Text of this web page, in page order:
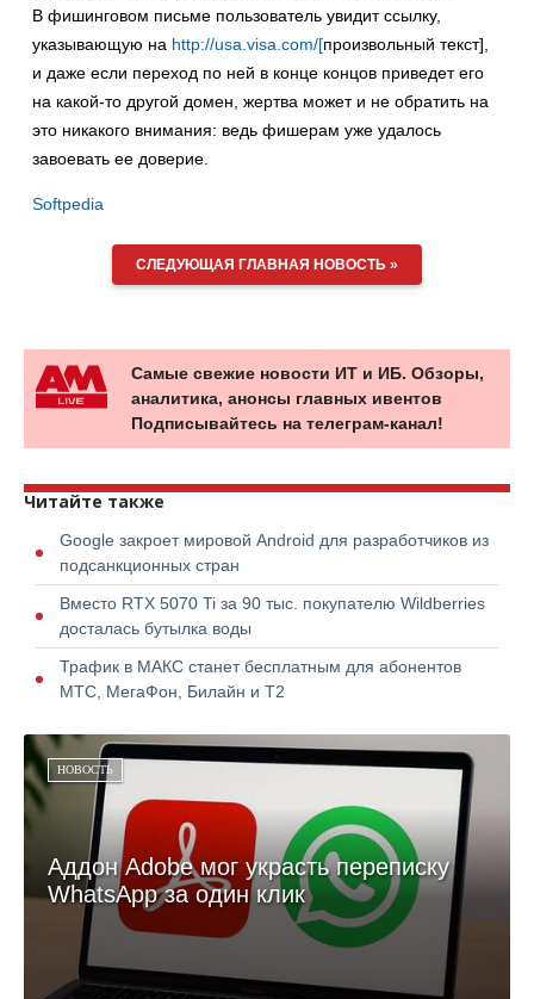
В фишинговом письме пользователь увидит ссылку,
указывающую на http://usa.visa.com/[произвольный текст],
и даже если переход по ней в конце концов приведет его
на какой-то другой домен, жертва может и не обратить на
это никакого внимания: ведь фишерам уже удалось
завоевать ее доверие.
Softpedia
СЛЕДУЮЩАЯ ГЛАВНАЯ НОВОСТЬ »
Самые свежие новости ИТ и ИБ. Обзоры,
аналитика, анонсы главных ивентов
Подписывайтесь на телеграм-канал!
Читайте также
Google закроет мировой Android для разработчиков из
подсанкционных стран
Вместо RTX 5070 Ti за 90 тыс. покупателю Wildberries
досталась бутылка воды
Трафик в МАКС станет бесплатным для абонентов
МТС, МегаФон, Билайн и Т2
НОВОСТЬ
Аддон Adobe мог украсть переписку
WhatsApp за один клик